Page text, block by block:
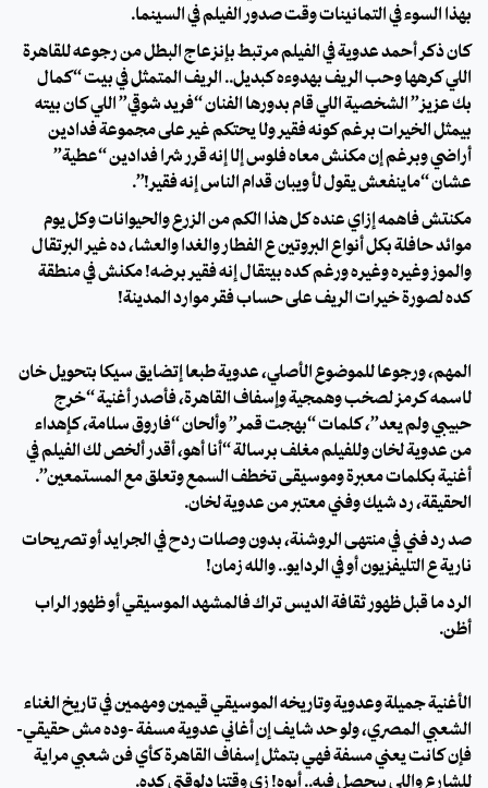
بهذا السوء في التمانينات وقت صدور الفيلم في السينما.
كان ذكر أحمد عدوية في الفيلم مرتبط بإنزعاج البطل من رجوعه للقاهرة
اللي كرهها وحب الريف بهدوءه كبديل.. الريف المتمثل في بيت “كمال
بك عزيز” الشخصية اللي قام بدورها الفنان “فريد شوقي” اللي كان بيته
بيمثل الخيرات برغم كونه فقير ولا يحتكم غير على مجموعة فدادين
أراضي وبرغم إن مكنش معاه فلوس إلا إنه قرر شرا فدادين “عطية”
عشان “ماينفعش يقول لأ ويبان قدام الناس إنه فقير!”.
مكنتش فاهمه إزاي عنده كل هذا الكم من الزرع والحيوانات وكل يوم
موائد حافلة بكل أنواع البروتين ع الفطار والغدا والعشا، ده غير البرتقال
والموز وغيره وغيره ورغم كده بيتقال إنه فقير برضه! مكنش في منطقة
كده لصورة خيرات الريف على حساب فقر موارد المدينة!
المهم، ورجوعًا للموضوع الأصلي، عدوية طبعًا إتضايق سيكا بتحويل خان
لاسمه كرمز لصخب وهمجية وإسفاف القاهرة، فأصدر أغنية “خرج
حبيبي ولم يعد”، كلمات “بهجت قمر” وألحان “فاروق سلامة، كإهداء
من عدوية لخان وللفيلم مغلف برسالة “أنا أهو، أقدر ألخص لك الفيلم في
أغنية بكلمات معبرة وموسيقى تخطف السمع وتعلق مع المستمعين”.
الحقيقة، رد شيك وفني مُعتبر من عدوية لخان.
صد رد فني في منتهى الروشنة، بدون وصلات ردح في الجرايد أو تصريحات
نارية ع التليفزيون أو في الردايو.. والله زمان!
الرد ما قبل ظهور ثقافة الديس تراك فالمشهد الموسيقي أو ظهور الراب
أظن.
الأغنية جميلة وعدوية وتاريخه الموسيقي قيمين ومهمين في تاريخ الغناء
الشعبي المصري، ولو حد شايف إن أغاني عدوية مُسفة -وده مش حقيقي-
فإن كانت يعني مسفة فهي بتمثل إسفاف القاهرة كأي فن شعبي مراية
للشارع واللي بيحصل فيه.. أيوه! زي وقتنا دلوقتي كده.